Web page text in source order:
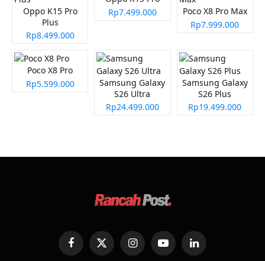
Oppo K15 Pro
Plus
Rp8.499.000
Rp7.499.000
Poco X8 Pro Max
Rp7.999.000
Poco X8 Pro
Rp5.599.000
Samsung Galaxy
S26 Ultra
Rp24.499.000
Samsung Galaxy
S26 Plus
Rp19.499.000
FacebookX
(Twitter)
InstagramYouTubeLinkedIn